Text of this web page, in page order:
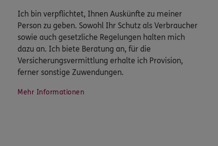
Ich bin verpflichtet, Ihnen Auskünfte zu meiner
Person zu geben. Sowohl Ihr Schutz als Verbraucher
sowie auch gesetzliche Regelungen halten mich
dazu an. Ich biete Beratung an, für die
Versicherungsvermittlung erhalte ich Provision,
ferner sonstige Zuwendungen.
Mehr Informationen